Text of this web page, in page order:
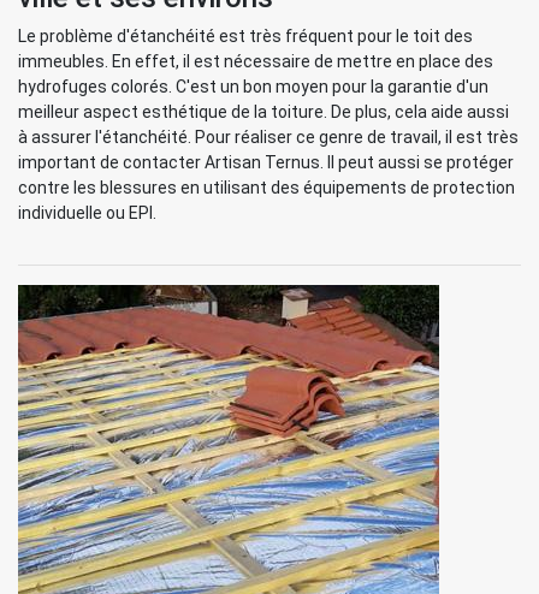
Le problème d'étanchéité est très fréquent pour le toit des
immeubles. En effet, il est nécessaire de mettre en place des
hydrofuges colorés. C'est un bon moyen pour la garantie d'un
meilleur aspect esthétique de la toiture. De plus, cela aide aussi
à assurer l'étanchéité. Pour réaliser ce genre de travail, il est très
important de contacter Artisan Ternus. Il peut aussi se protéger
contre les blessures en utilisant des équipements de protection
individuelle ou EPI.